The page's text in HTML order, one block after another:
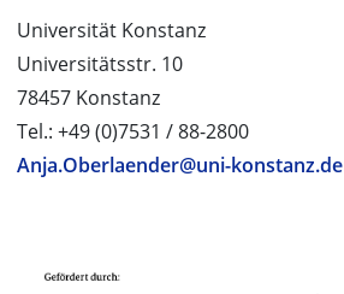
Universität Konstanz
Universitätsstr. 10
78457 Konstanz
Tel.: +49 (0)7531 / 88-2800
Anja.Oberlaender@uni-konstanz.de